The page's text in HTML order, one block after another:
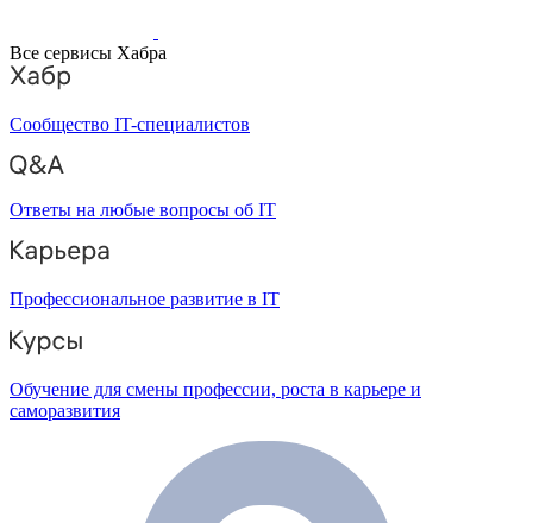
Все сервисы Хабра
Сообщество IT-специалистов
Ответы на любые вопросы об IT
Профессиональное развитие в IT
Обучение для смены профессии, роста в карьере и
саморазвития